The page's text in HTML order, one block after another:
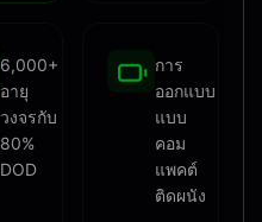
6,000+
อายุ
วงจรกับ
80%
DOD
การ
ออกแบบ
แบบ
คอม
แพคต์
ติดผนัง